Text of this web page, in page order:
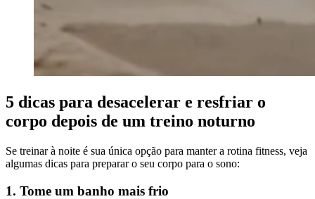
5 dicas para desacelerar e resfriar o
corpo depois de um treino noturno
Se treinar à noite é sua única opção para manter a rotina fitness, veja
algumas dicas para preparar o seu corpo para o sono:
1. Tome um banho mais frio